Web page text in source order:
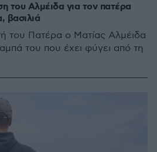
του Αλμέιδα για τον πατέρα
βασιλιά
του Πατέρα ο Ματίας Αλμέιδα
του που έχει φύγει από τη